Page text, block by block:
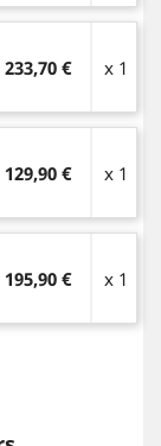
233,70 € x 1
129,90 € x 1
195,90 € x 1